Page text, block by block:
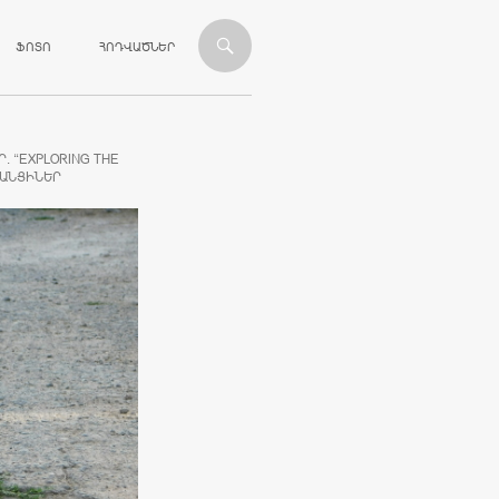
ՖՈՏՈ ՀՈԴՎԱԾՆԵՐ
THE